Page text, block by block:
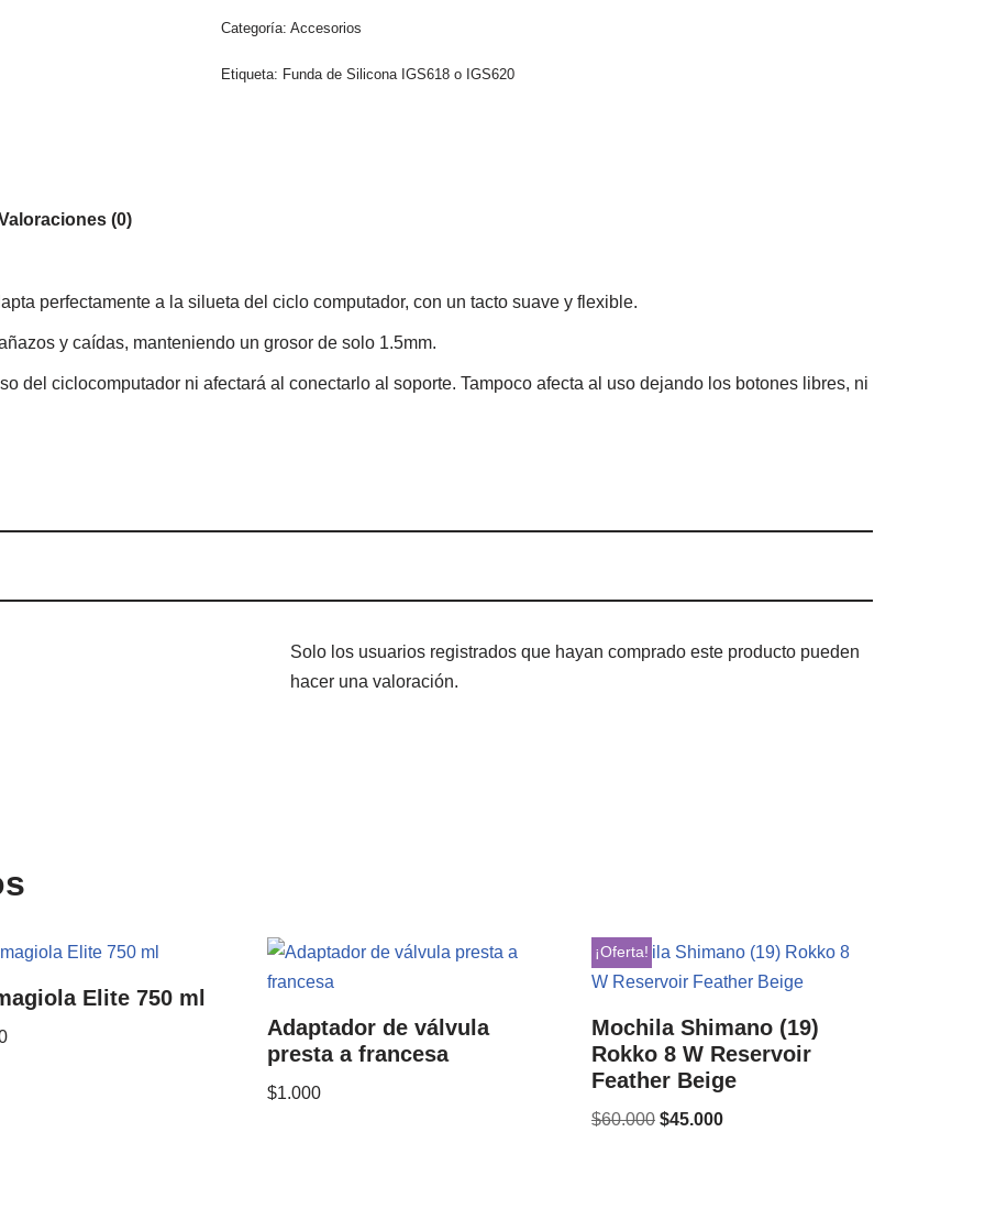
Categoría:Accesorios
Etiqueta: Funda de Silicona IGS618 o IGS620
(0)
perfectamente a la silueta del ciclo computador, con un tacto suave y flexible.
y caídas, manteniendo un grosor de solo 1.5mm.
del ciclocomputador ni afectará al conectarlo al soporte. Tampoco afecta al uso dejando los botones libres, ni
Solo los usuarios registrados que hayan comprado este producto pueden
hacer una valoración.
Elite 750 ml
Adaptador de válvula
presta a francesa
$1.000
¡Oferta!
Mochila Shimano (19)
Rokko 8 W Reservoir
Feather Beige
$60.000 $45.000